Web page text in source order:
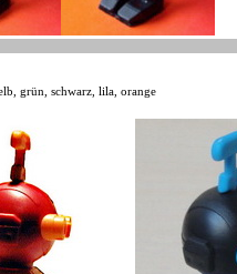
grün, schwarz, lila, orange